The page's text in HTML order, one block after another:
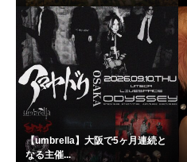
【umbrella】大阪で5ヶ月連続と
なる主催...